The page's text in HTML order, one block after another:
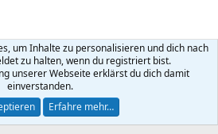
Datenschutz Hilfe
R
® © 2010-2026 XenForo Ltd.
um Inhalte zu personalisieren und dich nach
zu halten, wenn du registriert bist.
unserer Webseite erklärst du dich damit
einverstanden.
Erfahre mehr…